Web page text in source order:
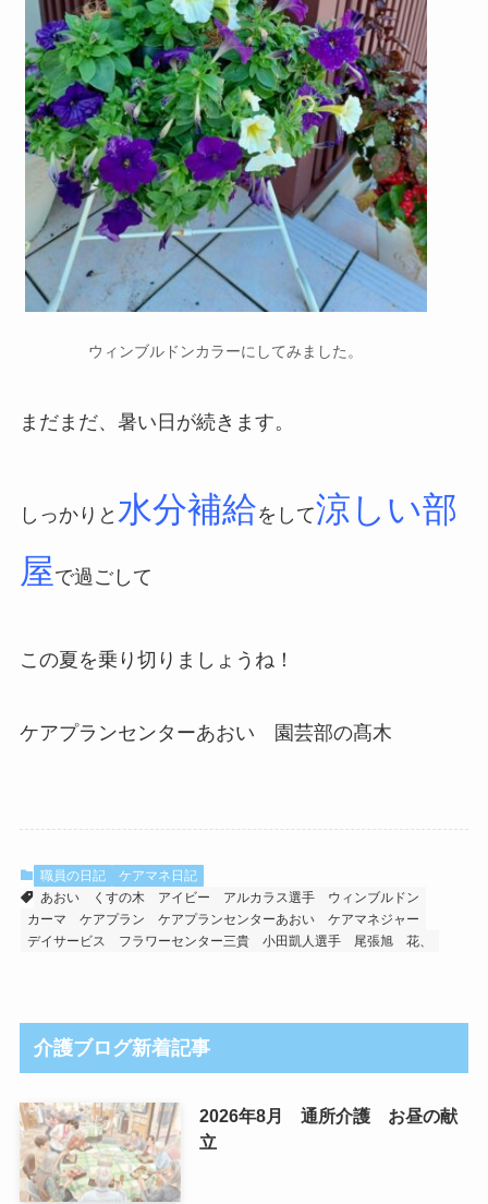
ウィンブルドンカラーにしてみました。
まだまだ、暑い日が続きます。
しっかりと 水分補給をして涼しい部
屋 で過ごして
この夏を乗り切りましょうね！
ケアプランセンターあおい 園芸部の髙木
職員の日記
ケアマネ日記
あおい
くすの木 アイビー アルカラス選手
ウィンブルドン
カーマ
ケアプラン ケアプランセンターあおい
ケアマネジャー
デイサービス
フラワーセンター三貴 小田凱人選手 尾張旭 花、
介護ブログ新着記事
2026年8月 通所介護 お昼の献
立